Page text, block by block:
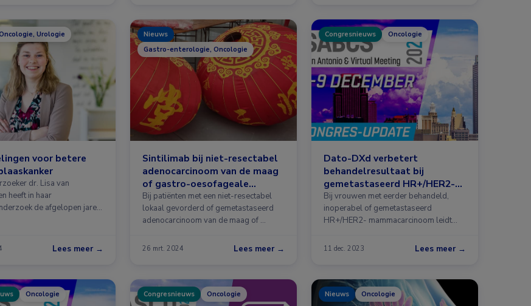
Urologie
voor betere
dr. Lisa van
heeft in haar
de afgelopen jaren
Lees meer →
Nieuws
Gastro-enterologie, Oncologie
Sintilimab bij niet-resectabel
adenocarcinoom van de maag
of gastro-oesofageale
overgang
Bij patiënten met een niet-resectabel
lokaal gevorderd of gemetastaseerd
adenocarcinoom van de maag of …
26 mrt. 2024 Lees meer →
Congresnieuws Oncologie
Dato-DXd verbetert
behandelresultaat bij
gemetastaseerd HR+/HER2-
mammacarcinoom
Bij vrouwen met eerder behandeld,
inoperabel of gemetastaseerd
HR+/HER2- mammacarcinoom leidt
11 dec. 2023 Lees meer →
Oncologie Congresnieuws Oncologie Nieuws Oncologie